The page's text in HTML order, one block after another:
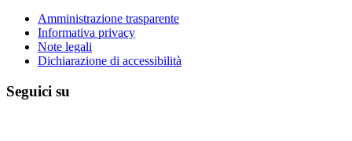
Amministrazione trasparente
Informativa privacy
Note legali
Dichiarazione di accessibilità
Seguici su